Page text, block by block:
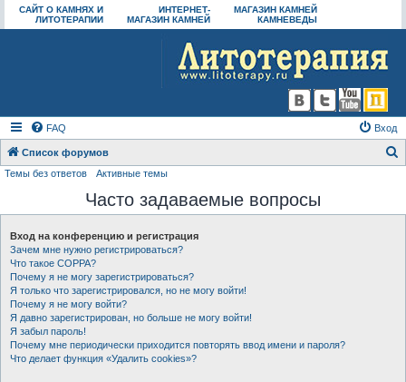
САЙТ О КАМНЯХ И
ЛИТОТЕРАПИИ
ИНТЕРНЕТ-
МАГАЗИН КАМНЕЙ
МАГАЗИН КАМНЕЙ
КАМНЕВЕДЫ
FAQ Вход
Список форумов
с
Темы без ответов Активные темы
Часто задаваемые вопросы
Вход на конференцию и регистрация
Зачем мне нужно регистрироваться?
Что такое COPPA?
Почему я не могу зарегистрироваться?
Я только что зарегистрировался, но не могу войти!
Почему я не могу войти?
Я давно зарегистрирован, но больше не могу войти!
Я забыл пароль!
Почему мне периодически приходится повторять ввод имени и пароля?
Что делает функция «Удалить cookies»?